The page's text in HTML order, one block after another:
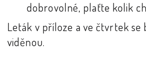
dobrovolné, plaťte kolik
Leták v příloze a ve čtvrtek se
viděnou.